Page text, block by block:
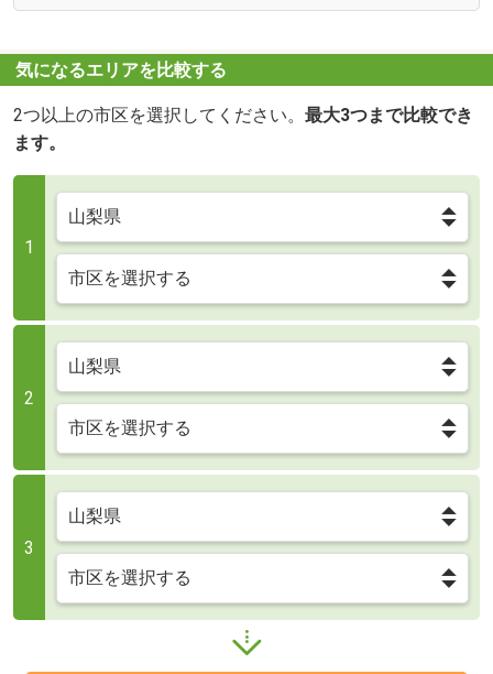
気になるエリアを比較する
2つ以上の市区を選択してください。 最大3つまで比較でき
ます。
1
2
3